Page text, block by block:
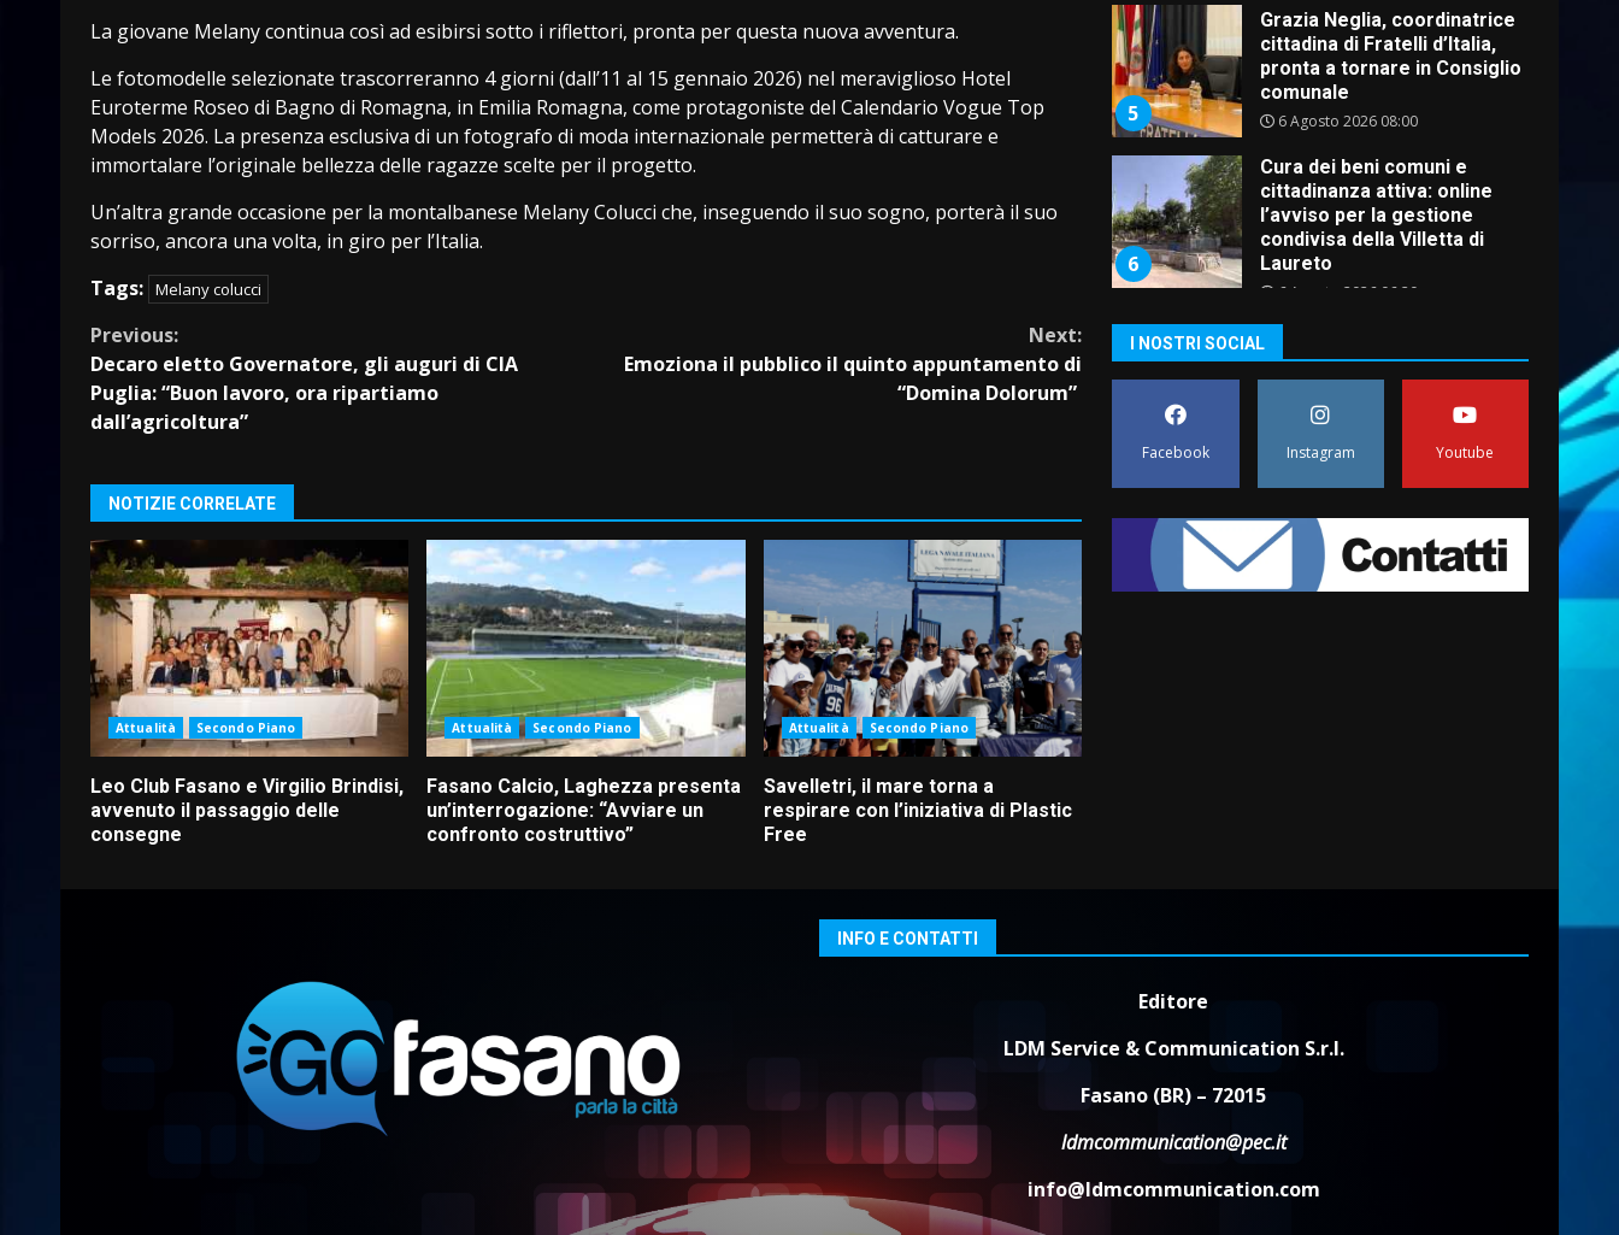
La giovane Melany continua così ad esibirsi sotto i riflettori, pronta per questa nuova avventura.
Le fotomodelle selezionate trascorreranno 4 giorni (dall’11 al 15 gennaio 2026) nel meraviglioso Hotel
Euroterme Roseo di Bagno di Romagna, in Emilia Romagna, come protagoniste del Calendario Vogue Top
Models 2026. La presenza esclusiva di un fotografo di moda internazionale permetterà di catturare e
immortalare l’originale bellezza delle ragazze scelte per il progetto.
Un’altra grande occasione per la montalbanese Melany Colucci che, inseguendo il suo sogno, porterà il suo
sorriso, ancora una volta, in giro per l’Italia.
Tags: Melany colucci
Continue
Reading
Previous:
Decaro eletto Governatore, gli auguri di CIA
Puglia: “Buon lavoro, ora ripartiamo
dall’agricoltura”
Next:
Emoziona il pubblico il quinto appuntamento di
“Domina Dolorum”
NOTIZIE CORRELATE
Attualità Secondo Piano
Leo Club Fasano e Virgilio Brindisi,
avvenuto il passaggio delle
consegne
Attualità Secondo Piano
Fasano Calcio, Laghezza presenta
un’interrogazione: “Avviare un
confronto costruttivo”
Attualità Secondo Piano
Savelletri, il mare torna a
respirare con l’iniziativa di Plastic
Free
5
Grazia Neglia, coordinatrice
cittadina di Fratelli d’Italia,
pronta a tornare in Consiglio
comunale
6 Agosto 2026 08:00
6
Cura dei beni comuni e
cittadinanza attiva: online
l’avviso per la gestione
condivisa della Villetta di
Laureto
6 Agosto 2026 06:20
prima assoluta de “L’Albergo
Belvedere. Il rapimento”
6 Agosto 2026 06:15
appuntamento con “Fasano in
Banda”
7 Agosto 2026 06:05
cittadina di Fratelli d’Italia,
comunale
I NOSTRI SOCIAL
Facebook Instagram Youtube
INFO E CONTATTI
Editore
LDM Service & Communication S.r.l.
Fasano (BR) – 72015
ldmcommunication@pec.it
info@ldmcommunication.com